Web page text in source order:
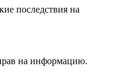
последствия на
на информацию.